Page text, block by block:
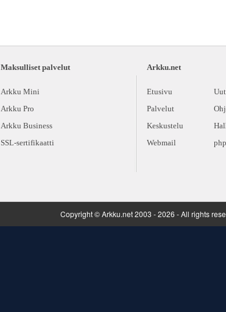
Maksulliset palvelut
Arkku Mini
Arkku Pro
Arkku Business
SSL-sertifikaatti
Arkku.net
Etusivu
Palvelut
Keskustelu
Webmail
Copyright © Arkku.net 2003 - 2026 - All rights